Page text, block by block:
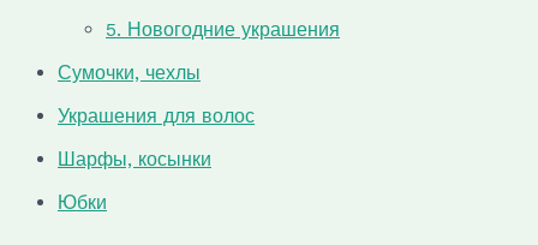
5. Новогодние украшения
Сумочки, чехлы
Украшения для волос
Шарфы, косынки
Юбки